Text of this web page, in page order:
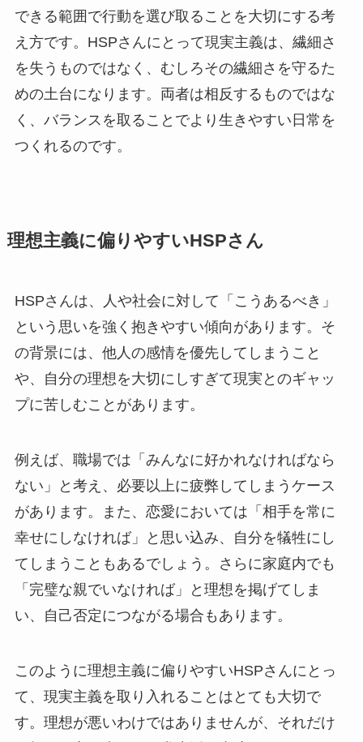
できる範囲で行動を選び取ることを大切にする考
え方です。HSPさんにとって現実主義は、繊細さ
を失うものではなく、むしろその繊細さを守るた
めの土台になります。両者は相反するものではな
く、バランスを取ることでより生きやすい日常を
つくれるのです。
理想主義に偏りやすいHSPさん
HSPさんは、人や社会に対して「こうあるべき」
という思いを強く抱きやすい傾向があります。そ
の背景には、他人の感情を優先してしまうこと
や、自分の理想を大切にしすぎて現実とのギャッ
プに苦しむことがあります。
例えば、職場では「みんなに好かれなければなら
ない」と考え、必要以上に疲弊してしまうケース
があります。また、恋愛においては「相手を常に
幸せにしなければ」と思い込み、自分を犠牲にし
てしまうこともあるでしょう。さらに家庭内でも
「完璧な親でいなければ」と理想を掲げてしま
い、自己否定につながる場合もあります。
このように理想主義に偏りやすいHSPさんにとっ
て、現実主義を取り入れることはとても大切で
す。理想が悪いわけではありませんが、それだけ